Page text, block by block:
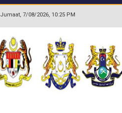
Jumaat, 7/08/2026, 10:25 PM